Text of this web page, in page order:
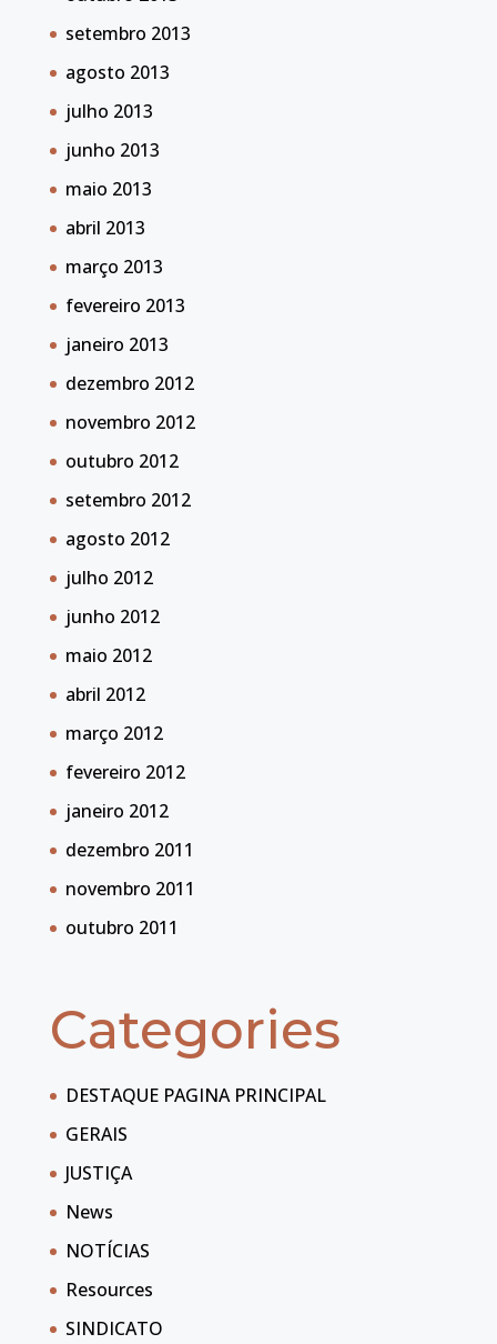
setembro 2013
agosto 2013
julho 2013
junho 2013
maio 2013
abril 2013
março 2013
fevereiro 2013
janeiro 2013
dezembro 2012
novembro 2012
outubro 2012
setembro 2012
agosto 2012
julho 2012
junho 2012
maio 2012
abril 2012
março 2012
fevereiro 2012
janeiro 2012
dezembro 2011
novembro 2011
outubro 2011
Categories
DESTAQUE PAGINA PRINCIPAL
GERAIS
JUSTIÇA
News
NOTÍCIAS
Resources
SINDICATO